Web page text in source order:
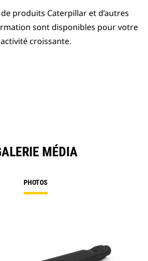
produits Caterpillar et d’autres
sont disponibles pour votre
activité croissante.
MÉDIA
PHOTOS